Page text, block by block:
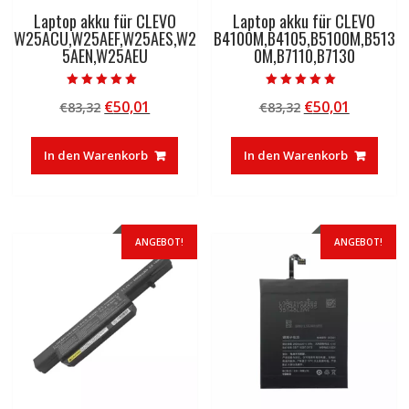
Laptop akku für CLEVO
W25ACU,W25AEF,W25AES,W2
5AEN,W25AEU
5.00
von 5
€83,32 Ursprünglicher
war:
€83,32
€50,01
ist:
€50,01.
In den Warenkorb
Laptop akku für CLEVO
B4100M,B4105,B5100M,B513
0M,B7110,B7130
5.00
von 5
€83,32 Ursprünglicher
war:
€83,32
€50,01
ist:
€50,01.
In den Warenkorb
ANGEBOT! ANGEBOT!